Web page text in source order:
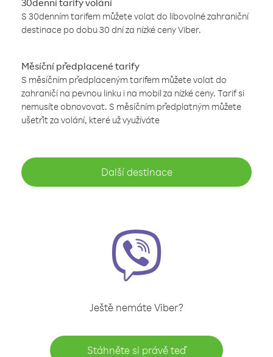
30denní tarify volání
S 30denním tarifem můžete volat do libovolné zahraniční
destinace po dobu 30 dní za nízké ceny Viber.
Měsíční předplacené tarify
S měsíčním předplaceným tarifem můžete volat do
zahraničí na pevnou linku i na mobil za nízké ceny. Tarif si
nemusíte obnovovat. S měsíčním předplatným můžete
ušetřit za volání, které už využíváte
Další destinace
Ještě nemáte Viber?
Stáhněte si právě teď